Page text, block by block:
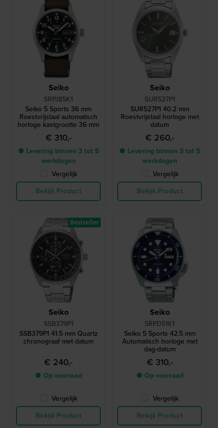
Seiko
SRPJ85K1
Seiko 5 Sports 36 mm
Roestvrijstaal automatisch
horloge kastgrootte 36 mm
€ 310,-
● Levering binnen 3 tot 5
werkdagen
Vergelijk
Bekijk Product
Seiko
SUR527P1
SUR527P1 40.2 mm
Roestvrijstaal horloge met
datum
€ 260,-
● Levering binnen 3 tot 5
werkdagen
Vergelijk
Bekijk Product
Seiko
SSB379P1
SSB379P1 41.5 mm Quartz
chronograaf met datum
€ 240,-
● Op voorraad
Vergelijk
Bekijk Product
Bestseller
Seiko
SRPD51K1
Seiko 5 Sports 42.5 mm
Automatisch horloge met
dag-datum
€ 310,-
● Op voorraad
Vergelijk
Bekijk Product